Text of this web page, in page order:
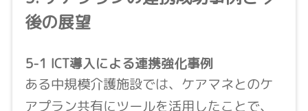
後の展望
5-1 ICT導入による連携強化事例
ある中規模介護施設では、ケアマネとのケ
アプラン共有にツールを活用したことで、